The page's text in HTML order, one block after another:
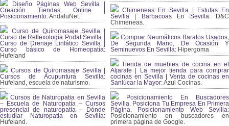
Diseño Páginas Web Sevilla |
Creación Tiendas Online |
Posicionamiento:AndaluNet
Curso de Quiromasaje Sevilla |
Curso de Reflexología Podal Sevilla |
Curso de Drenaje Linfático Sevilla |
Curso básico de Homeopatía:
Hufeland
Cursos de Quiromasaje Sevilla |
Cursos de Acupuntura Sevilla:
Hufeland, escuela de naturismo.
Cursos de Naturopatia en Sevilla
– Escuela de Naturopatía – Cursos
presencial de naturopatía – Dónde
estudiar Naturopatía en Sevilla:
Hufeland.
Chimeneas En Sevilla | Estufas En
Sevilla | Barbacoas En Sevilla:D&C
Chimeneas.
Comprar Neumáticos Baratos Usados,
De Segunda Mano, De Ocasión Y
Seminuevos En Sevilla: Hipergoma
Tienda de muebles de cocina en el
Aljarafe | La mejor tienda para comprar
cocinas en Sevilla | Venta de cocinas en
Sanlúcar la Mayor:Azul Cocinas.
Posicionamiento En Buscadores
Sevilla. Posiciona Tu Empresa En Primera
Página. Posicionamiento Web Sevilla:
Posicionamiento en buscadores en
primera página de Google.